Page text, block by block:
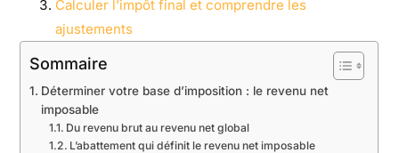
Calculer l’impôt final et comprendre les
ajustements
Sommaire
Déterminer votre base d’imposition : le revenu net
imposable
Du revenu brut au revenu net global
L’abattement qui définit le revenu net imposable